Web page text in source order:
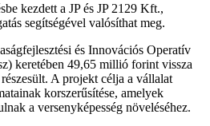
kezdett a JP és JP 2129 Kft.,
segítségével valósíthat meg.
és Innovációs Operatív
keretében 49,65 millió forint vissza
A projekt célja a vállalat
korszerűsítése, amelyek
a versenyképesség növeléséhez.